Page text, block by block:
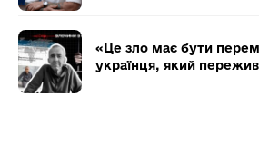
«Це зло має бути
українця, який